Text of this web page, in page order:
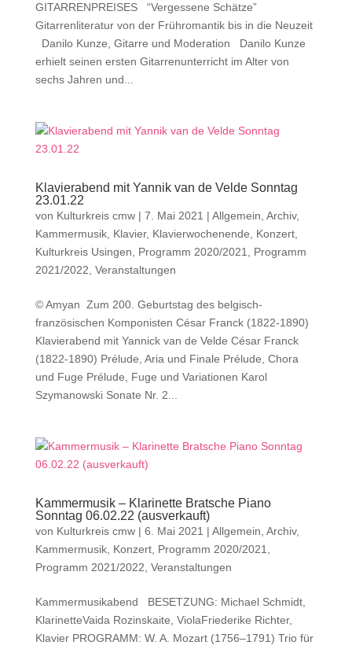
GITARRENPREISES “Vergessene Schätze”
Gitarrenliteratur von der Frühromantik bis in die Neuzeit
Danilo Kunze, Gitarre und Moderation Danilo Kunze
erhielt seinen ersten Gitarrenunterricht im Alter von
sechs Jahren und...
Klavierabend mit Yannik van de Velde Sonntag
23.01.22
von Kulturkreis cmw| 7. Mai 2021 | Allgemein Archiv,
Kammermusik, Klavier, Klavierwochenende Konzert,
Kulturkreis Usingen
Programm 2020/2021
Programm
2021/2022 Veranstaltungen
© Amyan Zum 200. Geburtstag des belgisch-
französischen Komponisten César Franck (1822-1890)
Klavierabend mit Yannick van de Velde César Franck
(1822-1890) Prélude, Aria und Finale Prélude, Chora
und Fuge Prélude, Fuge und Variationen Karol
Szymanowski Sonate Nr. 2...
Kammermusik – Klarinette Bratsche Piano
Sonntag 06.02.22 (ausverkauft)
von Kulturkreis cmw| 6. Mai 2021 | Allgemein Archiv,
Kammermusik, Konzert, Programm 2020/2021
Programm 2021/2022 Veranstaltungen
Kammermusikabend BESETZUNG: Michael Schmidt,
KlarinetteVaida Rozinskaite, ViolaFriederike Richter,
Klavier PROGRAMM: W. A. Mozart (1756–1791) Trio für